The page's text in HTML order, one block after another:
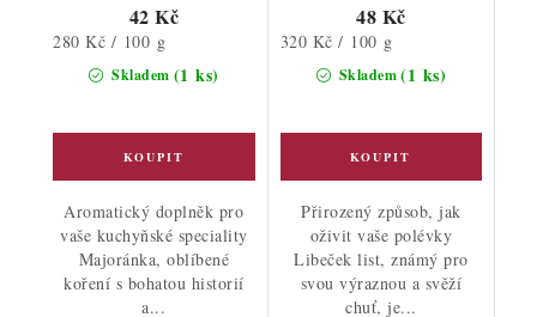
Skladem (1 ks)
42 Kč
Měrná
280 Kč / 100 g
Aromatický doplněk pro
vaše kuchyňské speciality
Majoránka, oblíbené
koření s bohatou historií
a...
Skladem(1 ks)
48 Kč
Měrná
320 Kč / 100 g
Přirozený způsob, jak
oživit vaše polévky
Libeček list, známý pro
svou výraznou a svěží
chuť, je...